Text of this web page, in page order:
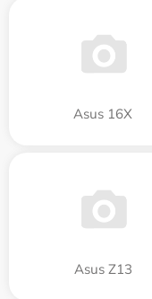
Asus 16X
Asus Z13